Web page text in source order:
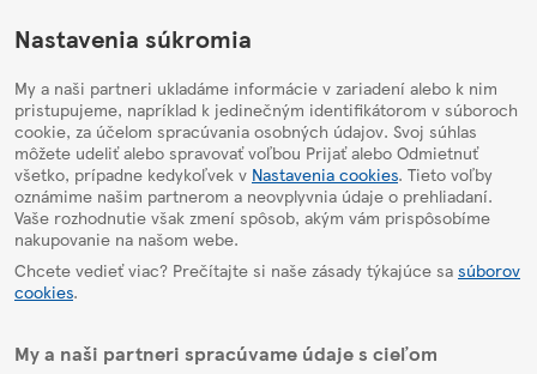
HelpPage
Nastavenia súkromia
My a naši partneri ukladáme informácie v zariadení alebo k nim
pristupujeme, napríklad k jedinečným identifikátorom v súboroch
cookie, za účelom spracúvania osobných údajov. Svoj súhlas
môžete udeliť alebo spravovať voľbou Prijať alebo Odmietnuť
všetko, prípadne kedykoľvek v Nastavenia cookies. Tieto voľby
oznámime našim partnerom a neovplyvnia údaje o prehliadaní.
Vaše rozhodnutie však zmení spôsob, akým vám prispôsobíme
nakupovanie na našom webe.
Chcete vedieť viac? Prečítajte si naše zásady týkajúce sa súborov
cookies.
My a naši partneri spracúvame údaje s cieľom